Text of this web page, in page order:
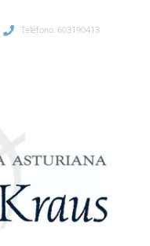
Teléfono: 603190413